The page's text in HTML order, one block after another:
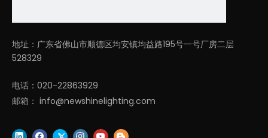
地址：广东省佛山市顺德区均安镇均益路195号一号厂房二层
528329
电话：020-22863929
邮箱： info@newshinelighting.com